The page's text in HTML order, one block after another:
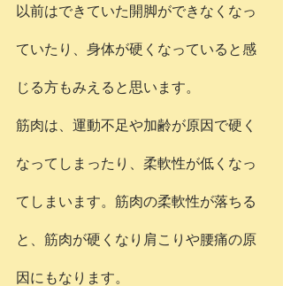
以前はできていた開脚ができなくなっ
ていたり、身体が硬くなっていると感
じる方もみえると思います。
筋肉は、運動不足や加齢が原因で硬く
なってしまったり、柔軟性が低くなっ
てしまいます。筋肉の柔軟性が落ちる
と、筋肉が硬くなり肩こりや腰痛の原
因にもなります。